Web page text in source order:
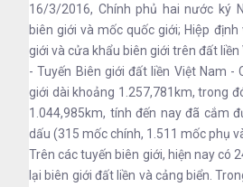
16/3/2016, Chính phủ hai nước ký
biên giới và mốc quốc giới; Hiệp
giới và cửa khẩu biên giới trên đất liền
- Tuyến Biên giới đất liền Việt Nam -
giới dài khoảng 1.257,781km, trong
1.044,985km, tính đến nay đã cắm
dấu (315 mốc chính, 1.511 mốc phụ
Trên các tuyến biên giới, hiện nay có
lại biên giới đất liền và cảng biển.